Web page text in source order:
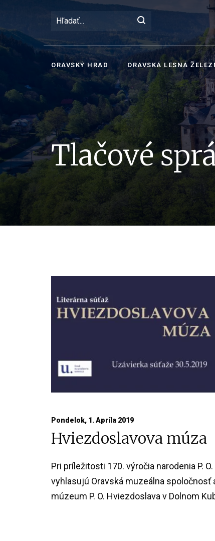
ORAVSKÝ HRAD ORAVSKÁ LESNÁ
Tlačové
Pondelok, 1. Apríla 2019
Hviezdoslavova múza
Pri príležitosti 170. výročia narodenia P.
vyhlasujú Oravská muzeálna spoločnosť
múzeum P. O. Hviezdoslava v Dolnom